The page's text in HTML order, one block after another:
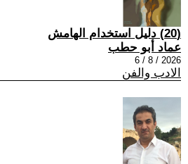
(20) دليل استخدام الهامش
عماد أبو حطب
2026 / 8 / 6
الادب والفن